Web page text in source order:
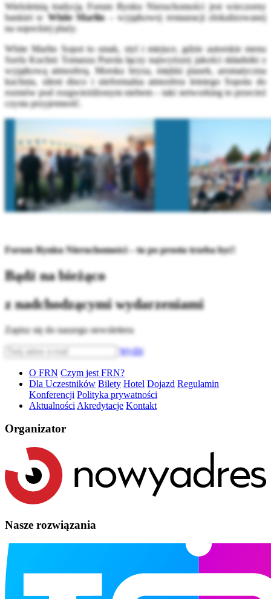
Wieloletnią tradycją Forum Rynku Nieruchomości jest wieczorny
bankiet w White Marlin– wyjątkowej restauracji zlokalizowanej
na sopockiej plaży.
White Marlin Sopot to smak, styl i miejsce, gdzie autorskie menu
Szefa Kuchni Tomasza Purola łączy najwyższej jakości składniki z
wyjątkową atmosferą. Morska bryza, miękki piasek, aromatyczna
kuchnia, silent disco i nieformalna atmosfera letniego Sopotu do
rozmów pod rozgwieżdżonym niebem – taki networking to przecież
czysta przyjemność.
Forum Rynku Nieruchomości – tu po prostu trzeba być!
Bądź na bieżąco
z nadchodzącymi wydarzeniami
Zapisz się do naszego newslettera
Wyślij
O FRN Czym jest FRN?
Dla Uczestników Bilety Hotel Dojazd Regulamin
Konferencji Polityka prywatności
Aktualności Akredytacje Kontakt
Organizator
Nasze rozwiązania